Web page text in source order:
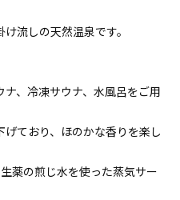
流しの天然温泉です。
、冷凍サウナ、水風呂をご用
ており、ほのかな香りを楽し
薬の煎じ水を使った蒸気サー